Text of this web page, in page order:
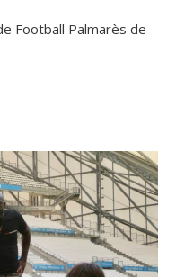
Football Palmarès de